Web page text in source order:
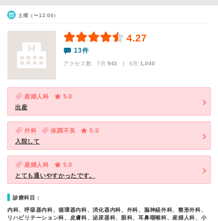
土曜（〜12:00）
4.27
13件
アクセス数 7月:943 | 6月:1,040
産婦人科
5.0
出産
外科 体調不良
5.0
入院して
産婦人科
5.0
とても通いやすかったです。
診療科目：
内科、呼吸器内科、循環器内科、消化器内科、外科、脳神経外科、整形外科、
リハビリテーション科、皮膚科、泌尿器科、眼科、耳鼻咽喉科、産婦人科、小